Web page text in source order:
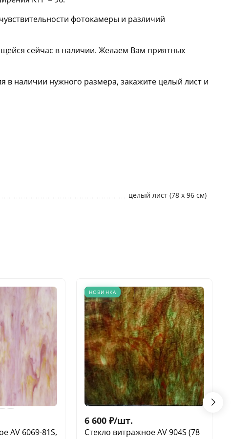
фотокамеры и различий
сейчас в наличии. Желаем Вам приятных
в наличии нужного размера, закажите целый лист и
целый лист (78 х 96 см)
AV 6069-81S,
НОВИНКА
6 600 ₽/шт.
Стекло витражное AV 904S (78